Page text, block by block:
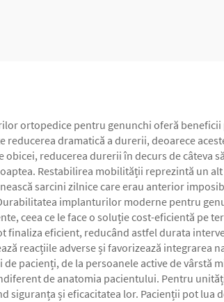
ortopedice pentru genunchi oferă
reducerea dramatică a durerii, deoarece
obicei, reducerea durerii în decurs de câteva
Restabilirea mobilității reprezintă un
sarcini zilnice care erau anterior
implanturilor moderne pentru
ceea ce le face o soluție cost-eficientă pe
finaliza eficient, reducând astfel durata
reacțiile adverse și favorizează integrarea
pacienți, de la persoanele active de
de anatomia pacientului. Pentru
siguranța și eficacitatea lor. Pacienții pot lua